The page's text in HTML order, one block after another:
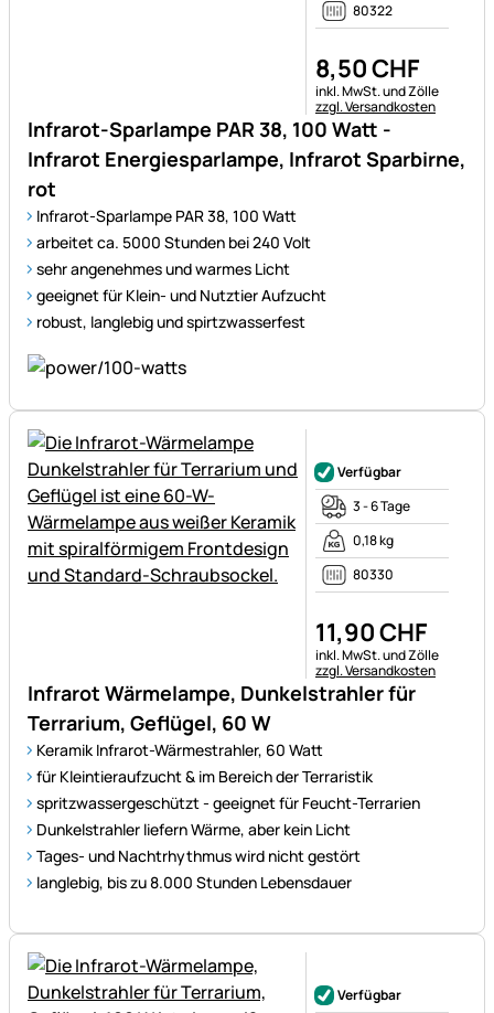
Infrarot-Sparlampe PAR 38, 100 Watt -
Infrarot Energiesparlampe, Infrarot Sparbirne,
rot
Infrarot-Sparlampe PAR 38, 100 Watt
arbeitet ca. 5000 Stunden bei 240 Volt
sehr angenehmes und warmes Licht
geeignet für Klein- und Nutztier Aufzucht
robust, langlebig und spirtzwasserfest
80322
8,50CHF
Steuerhinweis:
inkl. MwSt. und Zölle
zzgl. Versandkosten
Infrarot Wärmelampe, Dunkelstrahler für
Terrarium, Geflügel, 60 W
Keramik Infrarot-Wärmestrahler, 60 Watt
für Kleintieraufzucht & im Bereich der Terraristik
spritzwassergeschützt - geeignet für Feucht-Terrarien
Dunkelstrahler liefern Wärme, aber kein Licht
Tages- und Nachtrhythmus wird nicht gestört
langlebig, bis zu 8.000 Stunden Lebensdauer
Verfügbar
3 - 6 Tage
0,18 kg
80330
11,90CHF
Steuerhinweis:
inkl. MwSt. und Zölle
zzgl. Versandkosten
Verfügbar